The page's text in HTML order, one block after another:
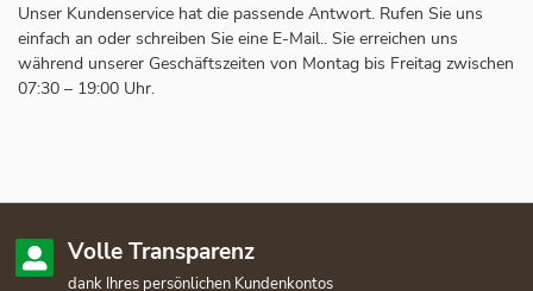
Unser Kundenservice hat die passende Antwort. Rufen Sie uns
einfach an oder schreiben Sie eine E-Mail.. Sie erreichen uns
während unserer Geschäftszeiten von Montag bis Freitag zwischen
07:30 – 19:00 Uhr.
Volle Transparenz
dank Ihres persönlichen Kundenkontos